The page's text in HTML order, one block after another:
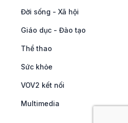
Đời sống - Xã hội
Giáo dục - Đào tạo
Thể thao
Sức khỏe
VOV2 kết nối
Multimedia